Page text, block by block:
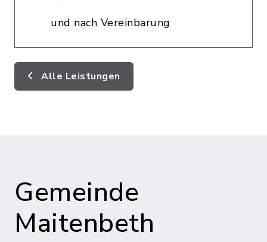
und nach Vereinbarung
Alle Leistungen
Gemeinde
Maitenbeth